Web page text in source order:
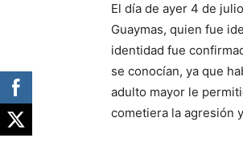
El día de ayer 4 de
Guaymas, quien fue
identidad fue
se conocían, ya que
adulto mayor le
cometiera la agresión